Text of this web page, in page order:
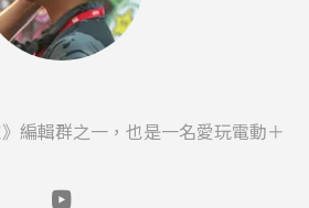
編輯群之一，也是一名愛玩電動＋